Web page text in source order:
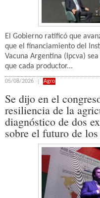
El Gobierno ratificó que
que el financiamiento del
Vacuna Argentina (Ipcva)
que cada productor...
05/08/2026 Agro
Se dijo en el
resiliencia de la
diagnóstico de dos
sobre el futuro de